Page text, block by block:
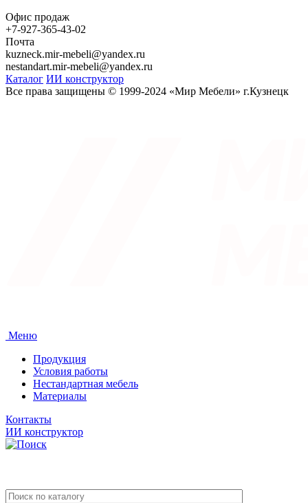
Офис продаж
+7-927-365-43-02
Почта
kuzneck.mir-mebeli@yandex.ru
nestandart.mir-mebeli@yandex.ru
Каталог ИИ конструктор
Все права защищены © 1999-2024 «Мир Мебели» г.Кузнецк
Меню
Продукция
Условия работы
Нестандартная мебель
Материалы
Контакты
ИИ конструктор